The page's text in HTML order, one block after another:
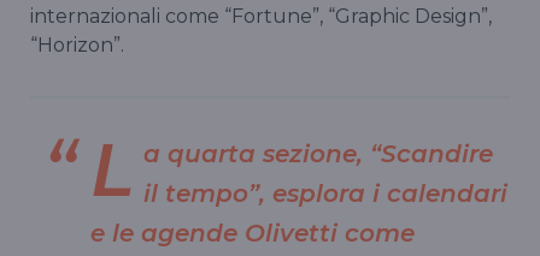
internazionali come “Fortune”, “Graphic Design”,
“Horizon”.
L a quarta sezione, “Scandire
il tempo”, esplora i calendari
e le agende Olivetti come